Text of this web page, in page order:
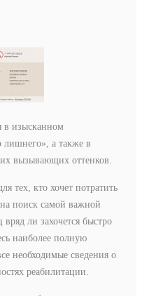
в изысканном
а также в
вызывающих оттенков.
тех, кто хочет потратить
поиск самой важной
ли захочется быстро
наиболее полную
необходимые сведения о
реабилитации.